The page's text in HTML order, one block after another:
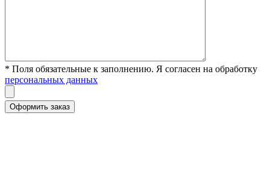
* Поля обязательные к заполнению. Я согласен на обработку
персональных данных